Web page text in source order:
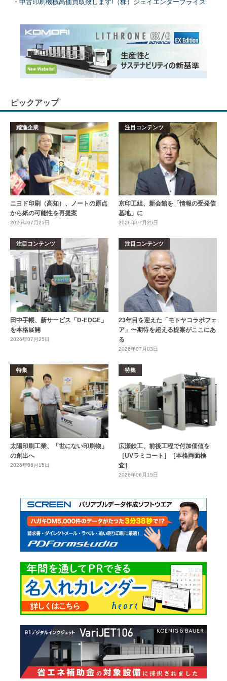
中古印刷機械高価買取致します!（株）ジェイエンタープライズ
ピックアップ
躍進企業
ニヨド印刷（高知）、ノートの原点
から紙の可能性を再提案
2026年07月25日
注目コンテンツ
京印工組、新会館を「情報の受発信
基地」に
2026年07月25日
注目コンテンツ
田中手帳、新サービス「D-EDGE」
を本格展開
2026年07月25日
注目コンテンツ
23年目を迎えた「モトヤコラボフェ
ア」〜期待を超える提案がここにあ
る
2026年07月03日
特集
太陽印刷工業、「世にない印刷物」
の創出へ
2026年06月15日
特集
広瀬鉄工、前後工程で付加価値を
［UVラミコート］［本格両面検
査］
2026年06月15日